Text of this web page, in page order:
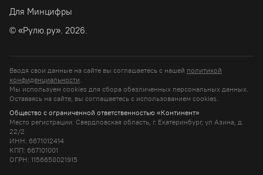
Для Минцифры
© «Рулю.ру». 2026.
Вводя свои данные на сайте вы соглашаетесь с нашей политикой
конфиденциальности
Мы используем cookies для сбора обезличенных персональных данных.
Оставаясь на сайте, вы соглашаетесь c использованием cookies.
Общество с ограниченной ответственностью «Континент»
Место регистрации: Свердловская область, г. Екатеринбург, ул Азина, д.
22/2
ИНН: 6671012414
КПП: 667101001
ОГРН: 1156658021915